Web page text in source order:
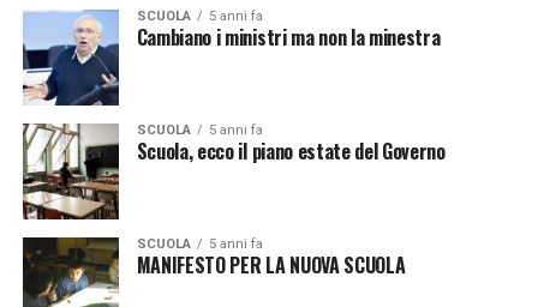
SCUOLA 5 anni fa
Cambiano i ministri ma non la minestra
SCUOLA 5 anni fa
Scuola, ecco il piano estate del Governo
SCUOLA 5 anni fa
MANIFESTO PER LA NUOVA SCUOLA